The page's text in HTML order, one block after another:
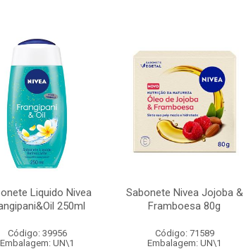
Liquido Nivea
250ml
Código: 39956
Embalagem: UN\1
Sabonete Nivea Jojoba &
Framboesa 80g
Código: 71589
Embalagem: UN\1